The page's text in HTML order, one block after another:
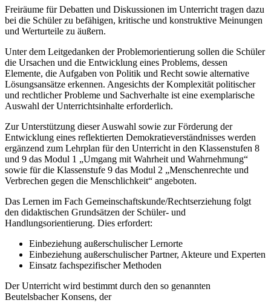
Freiräume für Debatten und Diskussionen im Unterricht tragen dazu
bei die Schüler zu befähigen, kritische und konstruktive Meinungen
und Werturteile zu äußern.
Unter dem Leitgedanken der Problemorientierung sollen die Schüler
die Ursachen und die Entwicklung eines Problems, dessen
Elemente, die Aufgaben von Politik und Recht sowie alternative
Lösungsansätze erkennen. Angesichts der Komplexität politischer
und rechtlicher Probleme und Sachverhalte ist eine exemplarische
Auswahl der Unterrichtsinhalte erforderlich.
Zur Unterstützung dieser Auswahl sowie zur Förderung der
Entwicklung eines reflektierten Demokratieverständnisses werden
ergänzend zum Lehrplan für den Unterricht in den Klassenstufen 8
und 9 das Modul 1 „Umgang mit Wahrheit und Wahrnehmung“
sowie für die Klassenstufe 9 das Modul 2 „Menschenrechte und
Verbrechen gegen die Menschlichkeit“ angeboten.
Das Lernen im Fach Gemeinschaftskunde/Rechtserziehung folgt
den didaktischen Grundsätzen der Schüler- und
Handlungsorientierung. Dies erfordert:
Einbeziehung außerschulischer Lernorte
Einbeziehung außerschulischer Partner, Akteure und Experten
Einsatz fachspezifischer Methoden
Der Unterricht wird bestimmt durch den so genannten
Beutelsbacher Konsens, der